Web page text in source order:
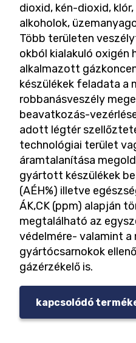
dioxid, kén-dioxid,
alkoholok,
Több területen
okból kialakuló oxigén
alkalmazott
készülékek feladata a
robbanásveszély
beavatkozás-
adott légtér
technológiai terület
áramtalanítása
gyártott készülékek
(AÉH%) illetve
ÁK,CK (ppm) alapján
megtalálható az
védelmére- valamint
gyártócsarnokok
gázérzékelő is.
kapcsolódó